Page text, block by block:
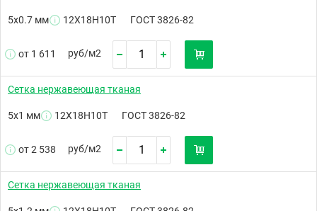
5х0.7 мм 12Х18Н10Т ГОСТ 3826-82
от 1 611 руб/м2
Сетка нержавеющая тканая
5х1 мм 12Х18Н10Т ГОСТ 3826-82
от 2 538 руб/м2
Сетка нержавеющая тканая